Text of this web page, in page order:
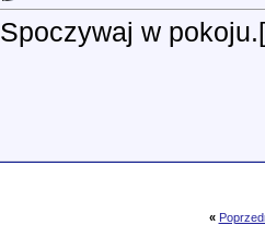
Spoczywaj w
«